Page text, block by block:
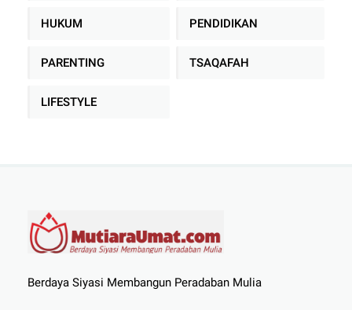
HUKUM PENDIDIKAN
PARENTING TSAQAFAH
LIFESTYLE
Berdaya Siyasi Membangun Peradaban Mulia